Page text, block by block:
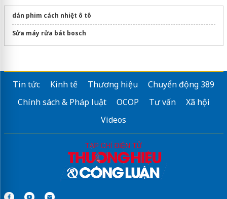
dán phim cách nhiệt ô tô
Sửa máy rửa bát bosch
Tin tức Kinh tế Thương hiệu
Chuyển động 389
Chính sách & Pháp luật
OCOP Tư vấn
Xã hội
Videos